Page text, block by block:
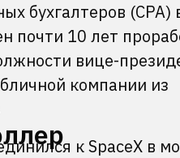
бухгалтеров (CPA)
почти 10 лет
вице-
компании из
к SpaceX в